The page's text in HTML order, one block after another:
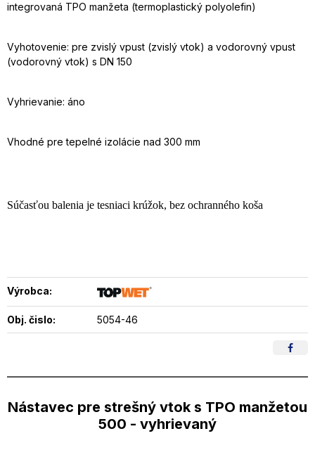
integrovaná TPO manžeta (termoplastický polyolefin)
Vyhotovenie: pre zvislý vpust (zvislý vtok) a vodorovný vpust
(vodorovný vtok) s DN 150
Vyhrievanie: áno
Vhodné pre tepelné izolácie nad 300 mm
Súčasťou balenia je tesniaci krúžok, bez ochranného koša
Výrobca:
Obj. čislo: 5054-46
Nástavec pre strešný vtok s TPO manžetou
500 - vyhrievaný